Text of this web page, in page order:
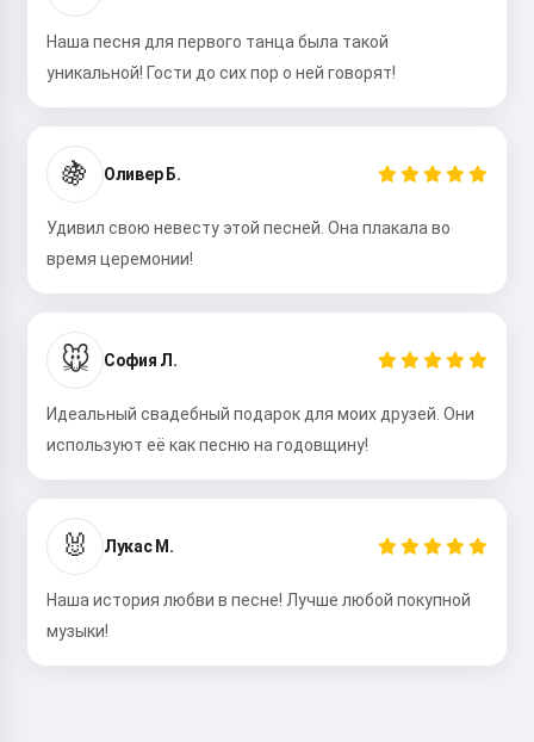
Наша песня для первого танца была такой
уникальной! Гости до сих пор о ней говорят!
🍇 Оливер Б.
Удивил свою невесту этой песней. Она плакала во
время церемонии!
🐭 София Л.
Идеальный свадебный подарок для моих друзей. Они
используют её как песню на годовщину!
🐰 Лукас М.
Наша история любви в песне! Лучше любой покупной
музыки!
Привет 👋
стихи и поздравления 🥰
Я принимаю: Условия использования ,
Политика возврата